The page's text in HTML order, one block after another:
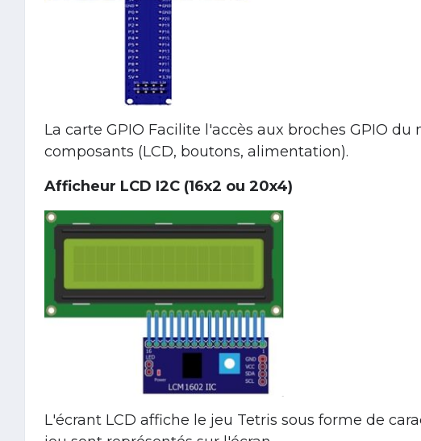
La carte GPIO Facilite l'accès aux broches GPIO
composants (LCD, boutons, alimentation).
Afficheur LCD I2C (16x2 ou 20x4)
L'écrant LCD affiche le jeu Tetris sous forme de